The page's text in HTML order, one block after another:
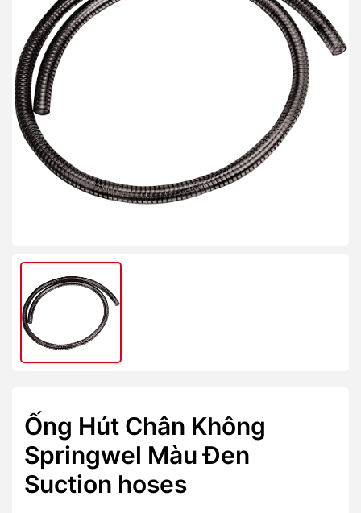
Ống Hút Chân Không
Springwel Màu Đen
Suction hoses